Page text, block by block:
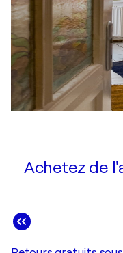
Achetez de